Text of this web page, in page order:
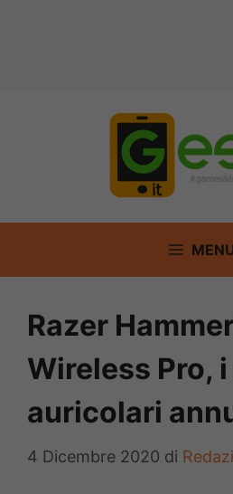
Razer
Wireless Pro,
auricolari
4 Dicembre 2020 di